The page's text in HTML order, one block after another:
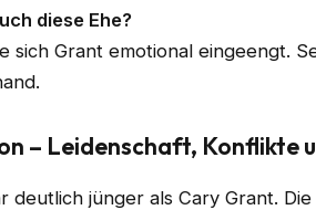
diese Ehe?
sich Grant emotional eingeengt.
– Leidenschaft, Konflikte
deutlich jünger als Cary Grant.